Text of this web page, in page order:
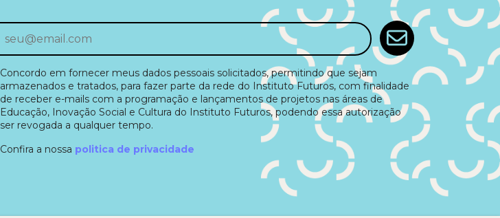
Concordo em fornecer meus dados pessoais solicitados, permitindo que sejam
armazenados e tratados, para fazer parte da rede do Instituto Futuros, com finalidade
de receber e-mails com a programação e lançamentos de projetos nas áreas de
Educação, Inovação Social e Cultura do Instituto Futuros, podendo essa autorização
ser revogada a qualquer tempo.
Confira a nossa politica de privacidade